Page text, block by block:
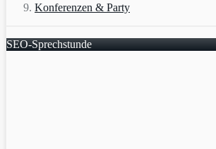
Konferenzen & Party
SEO-Sprechstunde